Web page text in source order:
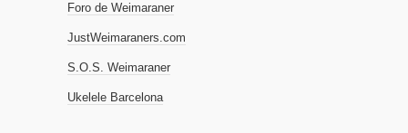
Foro de Weimaraner
JustWeimaraners.com
S.O.S. Weimaraner
Ukelele Barcelona